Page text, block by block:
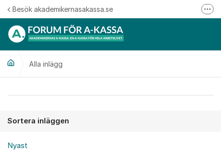
Hoppa till innehåll
Besök akademikernasakassa.se
Alla inlägg
Sortera inläggen
Nyast